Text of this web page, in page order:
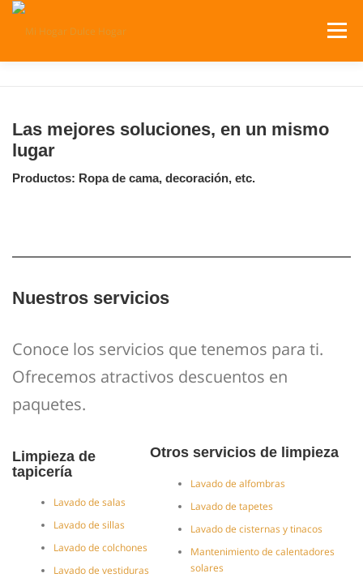
Saltar
contenido
Menú
¿DÓNDE ESTAMOS?
Las mejores soluciones, en un mismo
lugar
Productos: Ropa de cama, decoración, etc.
Nuestros servicios
Conoce los servicios que tenemos para ti.
Ofrecemos atractivos descuentos en
paquetes.
Limpieza de
tapicería
Lavado de salas
Lavado de sillas
Lavado de colchones
Lavado de vestiduras
Otros servicios de limpieza
Lavado de alfombras
Lavado de tapetes
Lavado de cisternas y tinacos
Mantenimiento de calentadores
solares